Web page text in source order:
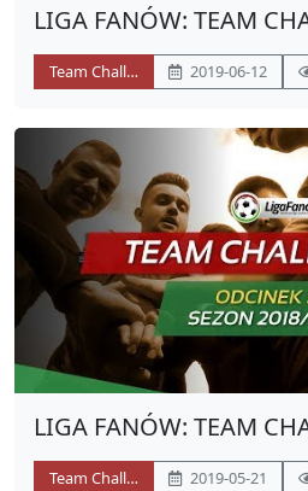
LIGA FANÓW: TEAM
TARTAK
Team Challenge 2019-06-12
LIGA FANÓW: TEAM
WARSZAWSKA FERAJNA
Team Challenge 2019-05-21